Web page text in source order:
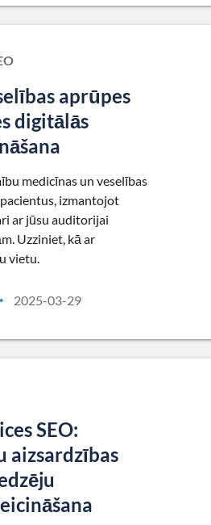
aprūpes
digitālās
medicīnas un veselības
izmantojot
ar jūsu auditorijai
Uzziniet, kā ar
vietu.
• 2025-03-29
SEO:
aizsardzības